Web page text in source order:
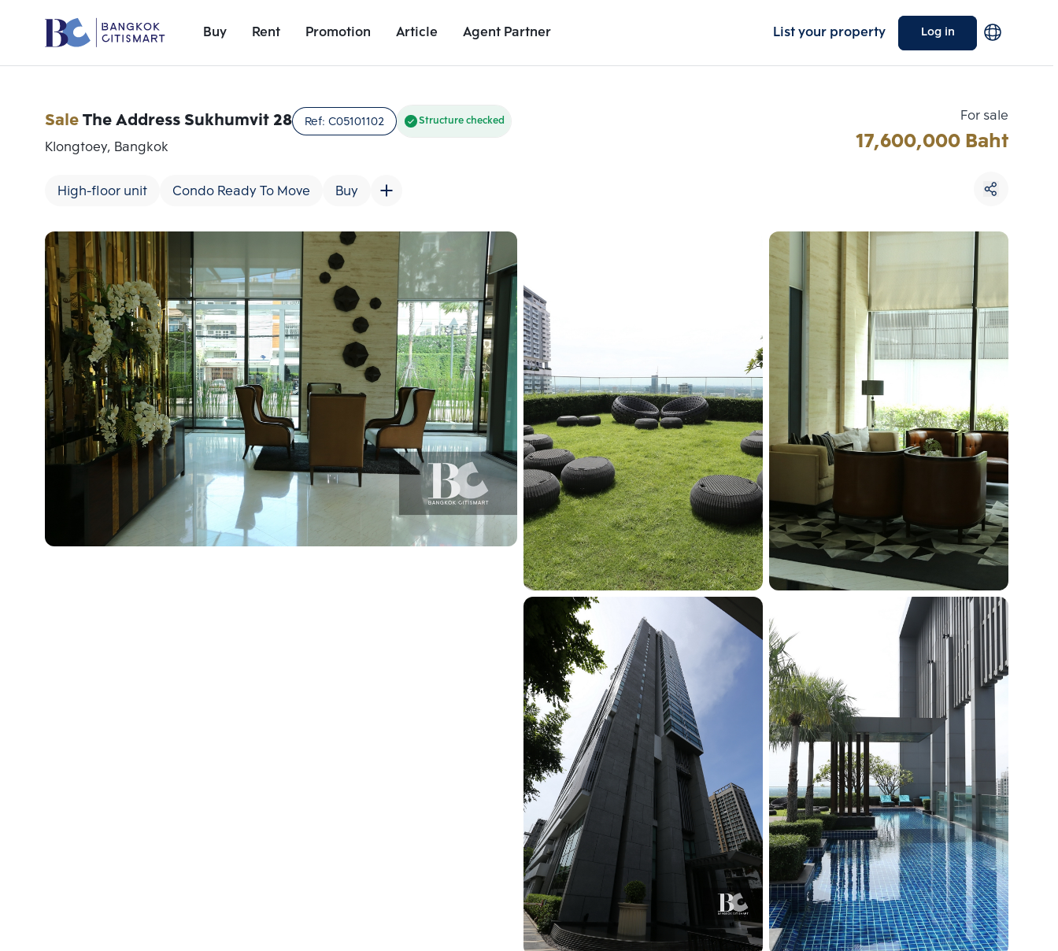
Buy Rent Promotion Article Agent Partner List your property Log in
Unit Details
SaleThe Address Sukhumvit 28 Ref: C05101102 Structure checked
Klongtoey, Bangkok
High-floor unit Condo Ready To Move Buy
For sale
17,600,000 Baht
Add comparative units
Number 1
Add comparative units
Number 2
Choose comparative unit
Maximum 3 units
Compare
Clear all